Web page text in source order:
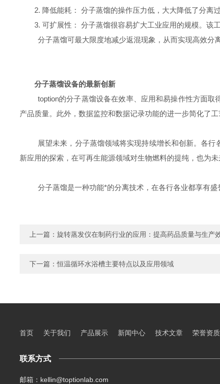
2. 降低能耗： 分子蒸馏的操作压力低，大大降低了分离
3. 可扩展性： 分子蒸馏很容易扩大工业应用的规模。该
分子蒸馏可最大限度地减少返混现象，从而实现高效
分子蒸馏设备的最新创新
toption的分子蒸馏设备在效率、 应用和易操作性方面取
产品质量。此外， 数据监控和数据记录功能的进一步简化了
展望未来，分子蒸馏领域将实现持续增长和创新。各
新应用的探索，在可再生能源领域对生物燃料的提纯，也为
分子蒸馏是一种功能*的分离技术，在各行各业都享有
上一篇： 旋转蒸发仪在制药行业的应用：提高药品质量与生产
下一篇：恒温循环水浴槽主要特点以及应用领域
首页 关于我们 产品展示 新闻中心 技术文章 荣誉资质
联系方式
邮箱：kellin@toptionlab.com